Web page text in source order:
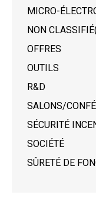
MICRO-
NON
OFFRES
OUTILS
R&D
SALONS/
SÉCURITÉ
SOCIÉTÉ
SÛRETÉ DE